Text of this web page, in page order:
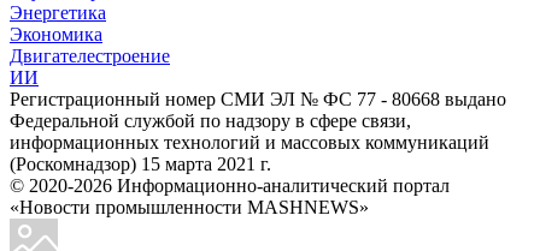
Энергетика
Экономика
Двигателестроение
ИИ
Регистрационный номер СМИ ЭЛ № ФС 77 - 80668 выдано
Федеральной службой по надзору в сфере связи,
информационных технологий и массовых коммуникаций
(Роскомнадзор) 15 марта 2021 г.
© 2020-2026 Информационно-аналитический портал
«Новости промышленности MASHNEWS»